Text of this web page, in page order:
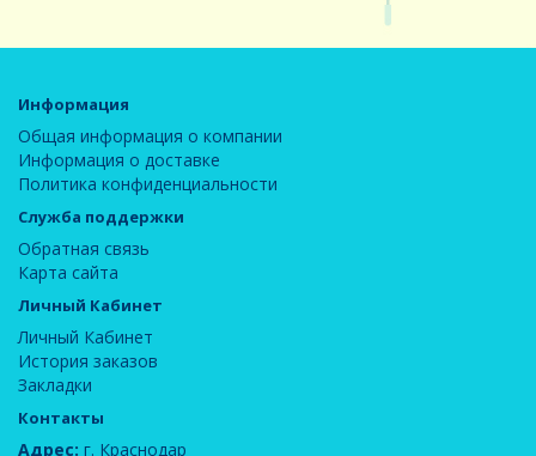
Информация
Общая информация о компании
Информация о доставке
Политика конфиденциальности
Служба поддержки
Обратная связь
Карта сайта
Личный Кабинет
Личный Кабинет
История заказов
Закладки
Контакты
Адрес: г. Краснодар